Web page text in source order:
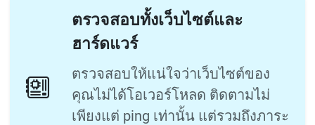
ตรวจสอบทั้งเว็บไซต์และ
ฮาร์ดแวร์
ตรวจสอบให้แน่ใจว่าเว็บไซต์ของ
คุณไม่ได้โอเวอร์โหลด ติดตามไม่
เพียงแต่ ping เท่านั้น แต่รวมถึงภาระ